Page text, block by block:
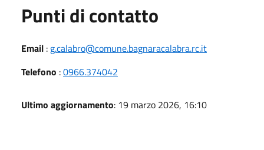
Punti di contatto
Email : g.calabro@comune.bagnaracalabra.rc.it
Telefono :0966.374042
Ultimo aggiornamento: 19 marzo 2026, 16:10